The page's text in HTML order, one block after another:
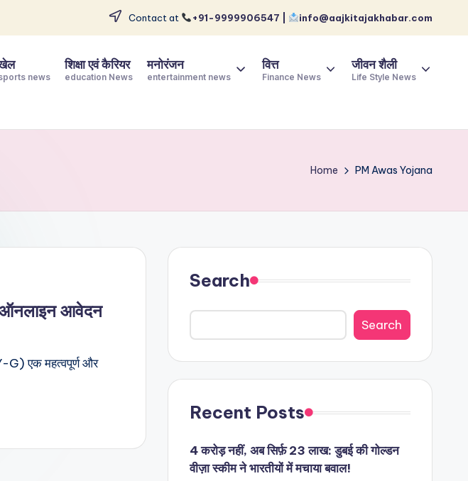
Contact at +91-9999906547 | info@aajkitajakhabar.com
news
शिक्षा एवं कैरियर
education News
मनोरंजन
entertainment news
वित्त
Finance News
जीवन शैली
Life Style News
Home PM Awas Yojana
ऑनलाइन आवेदन
G) एक महत्वपूर्ण और
Search
Search
Recent Posts
4 करोड़ नहीं, अब सिर्फ़ 23 लाख: डुबई की गोल्डन
वीज़ा स्कीम ने भारतीयों में मचाया बवाल!